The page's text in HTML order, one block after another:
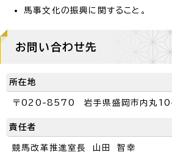
馬事文化の振興に関すること。
お問い合わせ先
所在地
〒020-8570 岩手県盛岡市内丸
責任者
競馬改革推進室長 山田 智幸